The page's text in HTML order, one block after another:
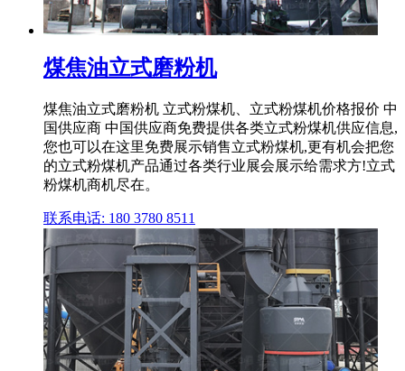
煤焦油立式磨粉机
煤焦油立式磨粉机 立式粉煤机、立式粉煤机价格报价 中
国供应商 中国供应商免费提供各类立式粉煤机供应信息,
您也可以在这里免费展示销售立式粉煤机,更有机会把您
的立式粉煤机产品通过各类行业展会展示给需求方!立式
粉煤机商机尽在。
联系电话: 180 3780 8511